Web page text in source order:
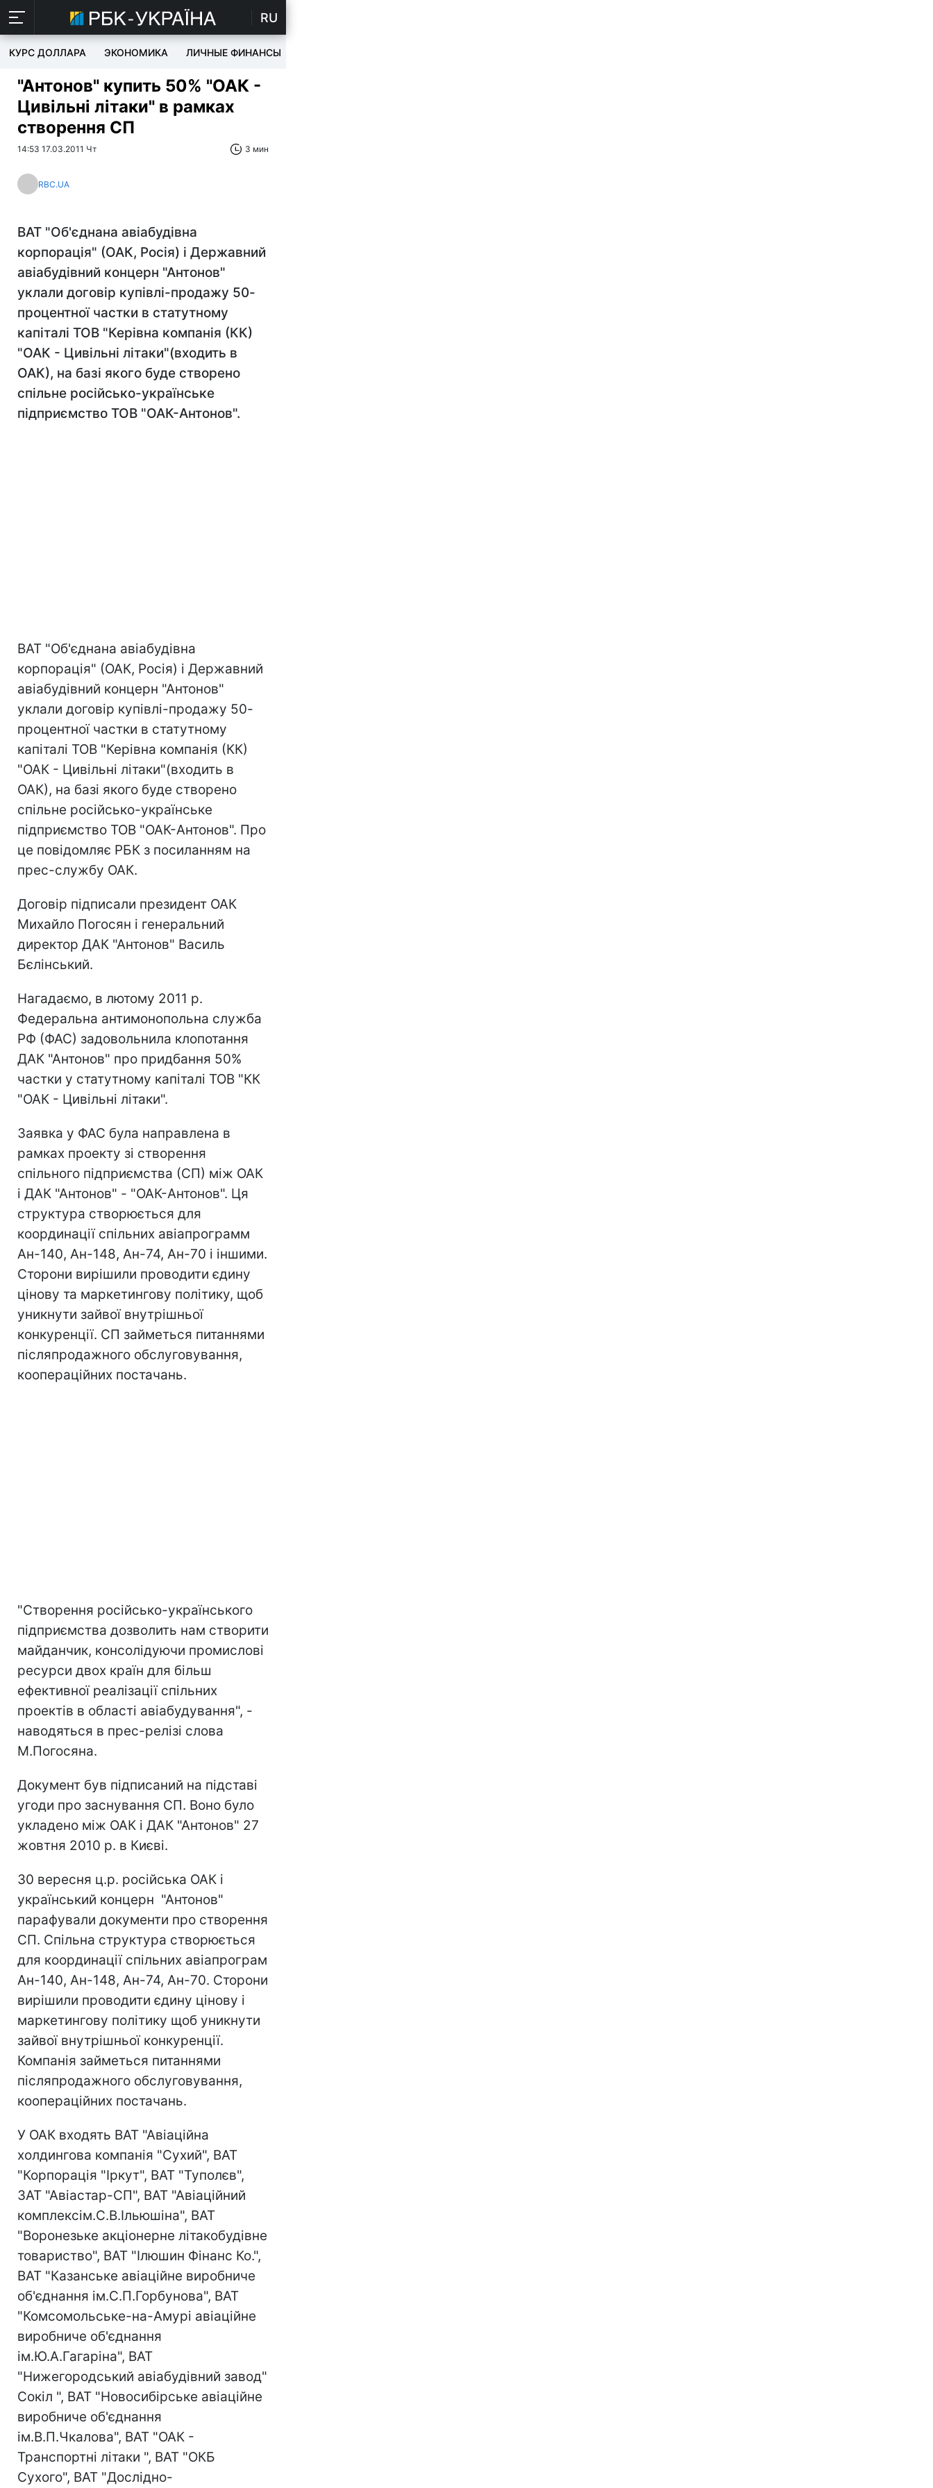
RU
КУРС ДОЛЛАРА ЭКОНОМИКА ЛИЧНЫЕ ФИНАНСЫ
"Антонов" купить 50% "ОАК -
Цивільні літаки" в рамках
створення СП
14:53 17.03.2011 Чт 3 мин
RBC.UA
ВАТ "Об'єднана авіабудівна
корпорація" (ОАК, Росія) і Державний
авіабудівний концерн "Антонов"
уклали договір купівлі-продажу 50-
процентної частки в статутному
капіталі ТОВ "Керівна компанія (КК)
"ОАК - Цивільні літаки"(входить в
ОАК), на базі якого буде створено
спільне російсько-українське
підприємство ТОВ "ОАК-Антонов".
ВАТ "Об'єднана авіабудівна
корпорація" (ОАК, Росія) і Державний
авіабудівний концерн "Антонов"
уклали договір купівлі-продажу 50-
процентної частки в статутному
капіталі ТОВ "Керівна компанія (КК)
"ОАК - Цивільні літаки"(входить в
ОАК), на базі якого буде створено
спільне російсько-українське
підприємство ТОВ "ОАК-Антонов". Про
це повідомляє РБК з посиланням на
прес-службу ОАК.
Договір підписали президент ОАК
Михайло Погосян і генеральний
директор ДАК "Антонов" Василь
Бєлінський.
Нагадаємо, в лютому 2011 р.
Федеральна антимонопольна служба
РФ (ФАС) задовольнила клопотання
ДАК "Антонов" про придбання 50%
частки у статутному капіталі ТОВ "КК
"ОАК - Цивільні літаки".
Заявка у ФАС була направлена ​​в
рамках проекту зі створення
спільного підприємства (СП) між ОАК
і ДАК "Антонов" - "ОАК-Антонов". Ця
структура створюється для
координації спільних авіапрограмм
Ан-140, Ан-148, Ан-74, Ан-70 і іншими.
Сторони вирішили проводити єдину
цінову та маркетингову політику, щоб
уникнути зайвої внутрішньої
конкуренції. СП займеться питаннями
післяпродажного обслуговування,
коопераційних постачань.
"Створення російсько-українського
підприємства дозволить нам створити
майданчик, консолідуючи промислові
ресурси двох країн для більш
ефективної реалізації спільних
проектів в області авіабудування", -
наводяться в прес-релізі слова
М.Погосяна.
Документ був підписаний на підставі
угоди про заснування СП. Воно було
укладено між ОАК і ДАК "Антонов" 27
жовтня 2010 р. в Києві.
30 вересня ц.р. російська ОАК і
український концерн "Антонов"
парафували документи про створення
СП. Спільна структура створюється
для координації спільних авіапрограм
Ан-140, Ан-148, Ан-74, Ан-70. Сторони
вирішили проводити єдину цінову і
маркетингову політику щоб уникнути
зайвої внутрішньої конкуренції.
Компанія займеться питаннями
післяпродажного обслуговування,
коопераційних постачань.
У ОАК входять ВАТ "Авіаційна
холдингова компанія "Сухий", ВАТ
"Корпорація "Іркут", ВАТ "Туполєв",
ЗАТ "Авіастар-СП", ВАТ "Авіаційний
комплексім.С.В.Ільюшіна", ВАТ
"Воронезьке акціонерне літакобудівне
товариство", ВАТ "Ілюшин Фінанс Ко.",
ВАТ "Казанське авіаційне виробниче
об'єднання ім.С.П.Горбунова", ВАТ
"Комсомольське-на-Амурі авіаційне
виробниче об'єднання
ім.Ю.А.Гагаріна", ВАТ
"Нижегородський авіабудівний завод"
Сокіл ", ВАТ "Новосибірське авіаційне
виробниче об'єднання
ім.В.П.Чкалова", ВАТ "ОАК -
Транспортні літаки ", ВАТ "ОКБ
Сухого", ВАТ "Дослідно-